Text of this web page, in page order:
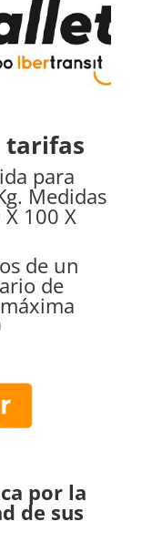
tarifas
para
Medidas
100 X
de un
de
por la
de sus